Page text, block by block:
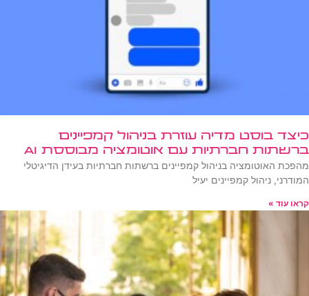
כיצד בוסט מדיה עוזרת בניהול קמפיינים
ברשתות חברתיות עם אוטומציה מבוססת AI
מהפכת האוטומציה בניהול קמפיינים ברשתות חברתיות בעידן הדיגיטלי
המודרני, ניהול קמפיינים יעיל
קראו עוד »